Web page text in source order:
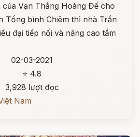
của Vạn Thắng Hoàng Đế cho
Tống bình Chiêm thì nhà Trần
đại tiếp nối và nâng cao tầm
02-03-2021
⭐ 4.8
3,928 lượt đọc
Nam